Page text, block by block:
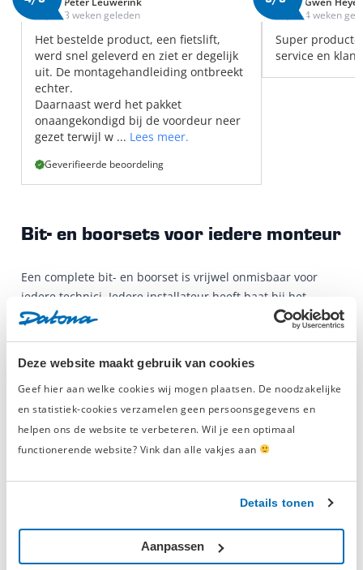
Deze website maakt gebruik van cookies
Geef hier aan welke cookies wij mogen plaatsen. De noodzakelijke
en statistiek-cookies verzamelen geen persoonsgegevens en
helpen ons de website te verbeteren. Wil je een optimaal
functionerende website? Vink dan alle vakjes aan
Details tonen
Aanpassen
3 weken geleden
Het bestelde product, een fietslift,
werd snel geleverd en ziet er degelijk
uit. De montagehandleiding ontbreekt
echter.
Daarnaast werd het pakket
onaangekondigd bij de voordeur neer
gezet terwijl w ... Lees meer.
Geverifieerde beoordeling
4 weken
Super
service en
Bit- en boorsets voor iedere monteur
Een complete bit- en boorset is vrijwel onmisbaar voor
iedere technici. Iedere installateur heeft baat bij het
hebben van een bit- en boorset. Je kunt voortaan iedere
verschillende maten. Ook de maten van de opname zijn
niet altijd hetzelfde. Verder kom je meerdere soorten
boren tegen in de sets. Sommige sets zijn meer dan 100-
delig. Met zo’n bit- en boorset kun je iedere klus aan.
uit kunnen voeren? Dan weet je als geen ander dat je goed
gereedschap nodig hebt. Met enkel een professionele